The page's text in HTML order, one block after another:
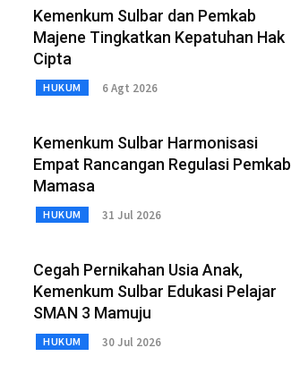
Kemenkum Sulbar dan Pemkab
Majene Tingkatkan Kepatuhan Hak
Cipta
HUKUM 6 Agt 2026
Kemenkum Sulbar Harmonisasi
Empat Rancangan Regulasi Pemkab
Mamasa
HUKUM 31 Jul 2026
Cegah Pernikahan Usia Anak,
Kemenkum Sulbar Edukasi Pelajar
SMAN 3 Mamuju
HUKUM 30 Jul 2026